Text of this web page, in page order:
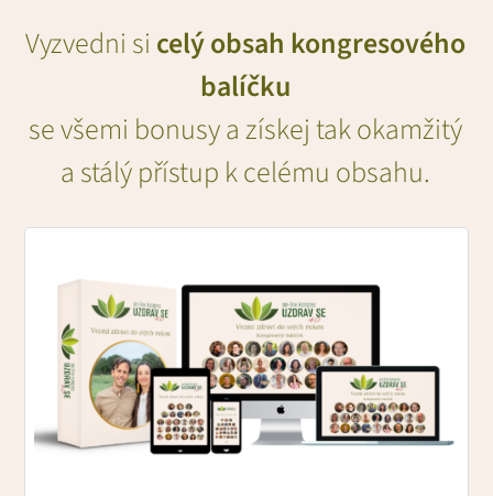
Vyzvedni si celý obsah kongresového
balíčku
se všemi bonusy a získej tak okamžitý
a stálý přístup k celému obsahu.